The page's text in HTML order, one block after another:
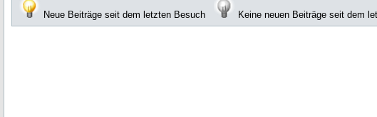
Neue Beiträge seit dem letzten Besuch Keine neuen Beiträge seit dem